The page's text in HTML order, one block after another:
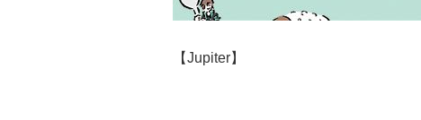
【Jupiter】